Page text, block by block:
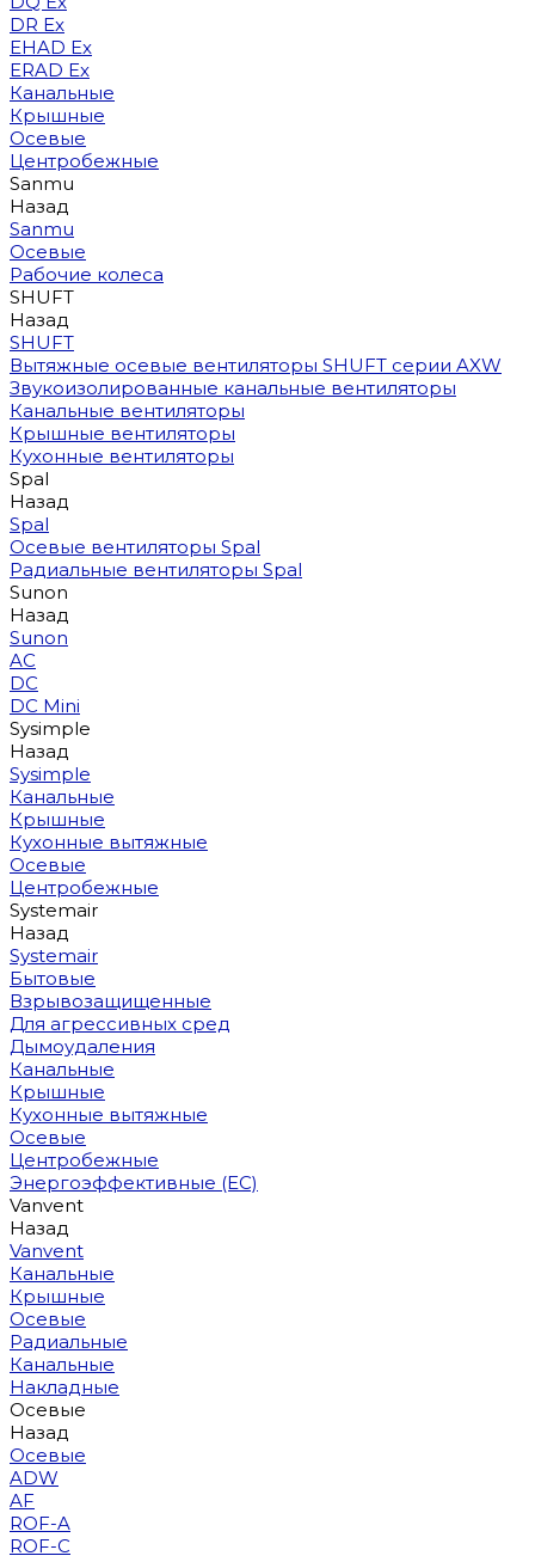
DR Ex
EHAD Ex
ERAD Ex
Канальные
Крышные
Осевые
Центробежные
Sanmu
Назад
Sanmu
Осевые
Рабочие колеса
SHUFT
Назад
SHUFT
Вытяжные осевые вентиляторы SHUFT серии AXW
Звукоизолированные канальные вентиляторы
Канальные вентиляторы
Крышные вентиляторы
Кухонные вентиляторы
Spal
Назад
Spal
Осевые вентиляторы Spal
Радиальные вентиляторы Spal
Sunon
Назад
Sunon
AC
DC
DC Mini
Sysimple
Назад
Sysimple
Канальные
Крышные
Кухонные вытяжные
Осевые
Центробежные
Systemair
Назад
Systemair
Бытовые
Взрывозащищенные
Для агрессивных сред
Дымоудаления
Канальные
Крышные
Кухонные вытяжные
Осевые
Центробежные
Энергоэффективные (EC)
Vanvent
Назад
Vanvent
Канальные
Крышные
Осевые
Радиальные
Канальные
Накладные
Осевые
Назад
Осевые
ADW
AF
ROF-A
ROF-C